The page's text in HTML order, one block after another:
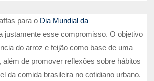
para o Dia Mundial da
justamente esse compromisso. O objetivo
do arroz e feijão como base de uma
além de promover reflexões sobre hábitos
da comida brasileira no cotidiano urbano.